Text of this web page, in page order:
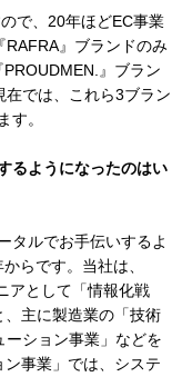
で、20年ほどEC事業
RAFRA』ブランドのみ
』ブラン
在では、これら3ブラン
す。
るようになったのはい
タルでお手伝いするよ
らです。当社は、
アとして「情報化戦
主に製造業の「技術
ション事業」などを
事業」では、システ